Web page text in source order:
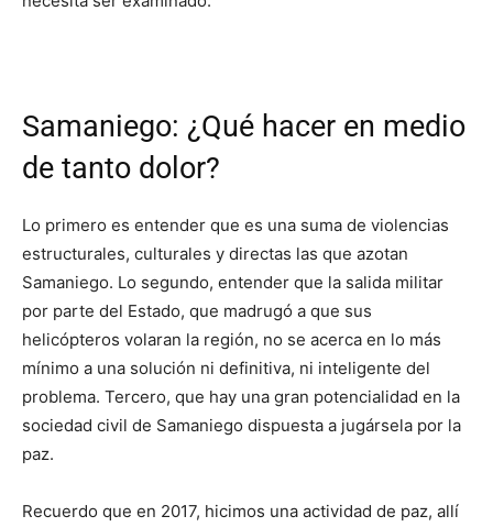
Samaniego: ¿Qué hacer en medio
de tanto dolor?
Lo primero es entender que es una suma de violencias
estructurales, culturales y directas las que azotan
Samaniego. Lo segundo, entender que la salida militar
por parte del Estado, que madrugó a que sus
helicópteros volaran la región, no se acerca en lo más
mínimo a una solución ni definitiva, ni inteligente del
problema. Tercero, que hay una gran potencialidad en la
sociedad civil de Samaniego dispuesta a jugársela por la
paz.
Recuerdo que en 2017, hicimos una actividad de paz, allí